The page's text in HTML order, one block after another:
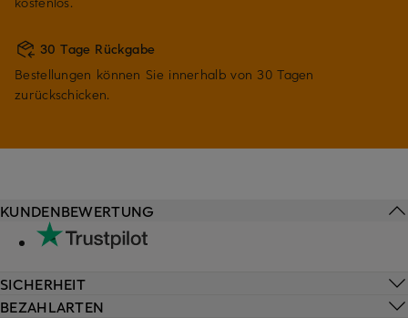
30 Tage Rückgabe
Bestellungen können Sie innerhalb von 30 Tagen
zurückschicken.
KUNDENBEWERTUNG
SICHERHEIT
BEZAHLARTEN